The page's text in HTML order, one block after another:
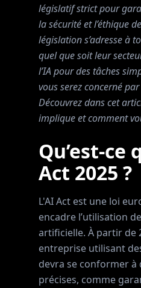
législatif strict pour
la sécurité et l’éthique
législation s’adresse à
quel que soit leur
l’IA pour des tâches
vous serez concerné
Découvrez dans cet
implique et comment
Qu’est-ce
Act 2025 ?
L'AI Act est une loi
encadre l’utilisation
artificielle. À partir de
entreprise utilisant
devra se conformer à
précises, comme